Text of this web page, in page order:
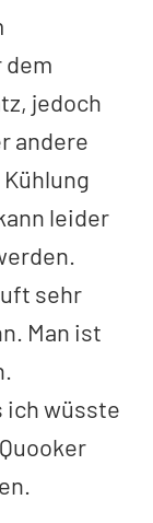
dem
jedoch
andere
leider
sehr
Man ist
ich wüsste